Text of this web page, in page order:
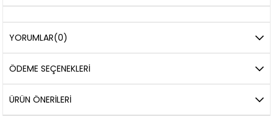
YORUMLAR(0)
ÖDEME SEÇENEKLERI
ÜRÜN ÖNERILERI